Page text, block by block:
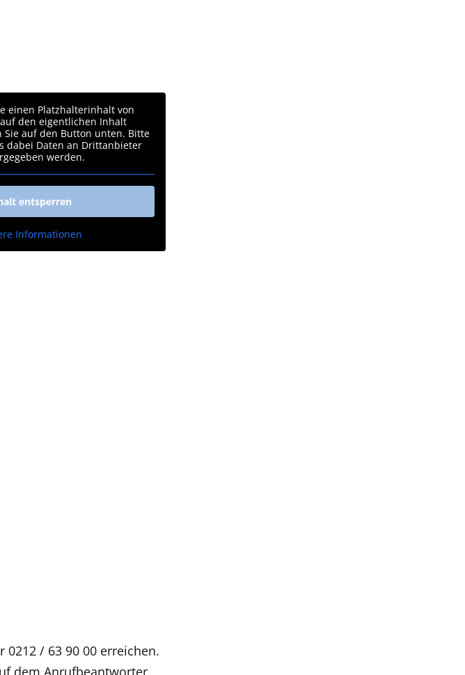
einen Platzhalterinhalt von
den eigentlichen Inhalt
Sie auf den Button unten. Bitte
dabei Daten an Drittanbieter
werden.
entsperren
Informationen
/ 63 90 00 erreichen.